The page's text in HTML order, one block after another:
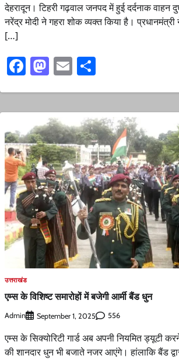
देहरादून। टिहरी गढ़वाल जनपद में हुई दर्दनाक वाहन
नरेंद्र मोदी ने गहरा शोक व्यक्त किया है।
[…]
Facebook
Mastodon
Email
उत्तराखंड
एम्स के विशिष्ट समारोहों में बजेगी आर्मी बैंड धुन
Admin September 1, 2025 556
एम्स के सिक्योरिटी गार्ड अब अपनी नियमित ड्यूटी
की शानदार धुन भी बजाते नजर आएंगे। हांलाकि बैंड